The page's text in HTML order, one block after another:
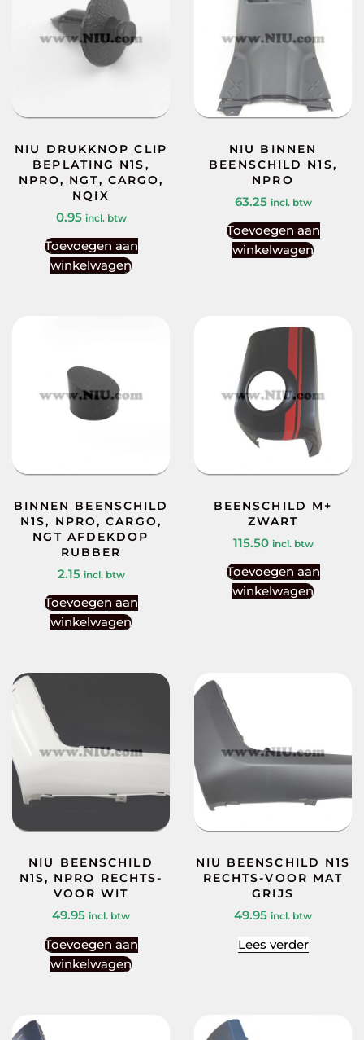
NIU DRUKKNOP CLIP
BEPLATING N1S,
NPRO, NGT, CARGO,
NQIX
0.95 incl. btw
Toevoegen aan
winkelwagen
NIU BINNEN
BEENSCHILD N1S,
NPRO
63.25 incl. btw
Toevoegen aan
winkelwagen
BINNEN BEENSCHILD
N1S, NPRO, CARGO,
NGT AFDEKDOP
RUBBER
2.15 incl. btw
Toevoegen aan
winkelwagen
BEENSCHILD M+
ZWART
115.50 incl. btw
Toevoegen aan
winkelwagen
NIU BEENSCHILD
N1S, NPRO RECHTS-
VOOR WIT
49.95 incl. btw
Toevoegen aan
winkelwagen
NIU BEENSCHILD N1S
RECHTS-VOOR MAT
GRIJS
49.95 incl. btw
Lees verder